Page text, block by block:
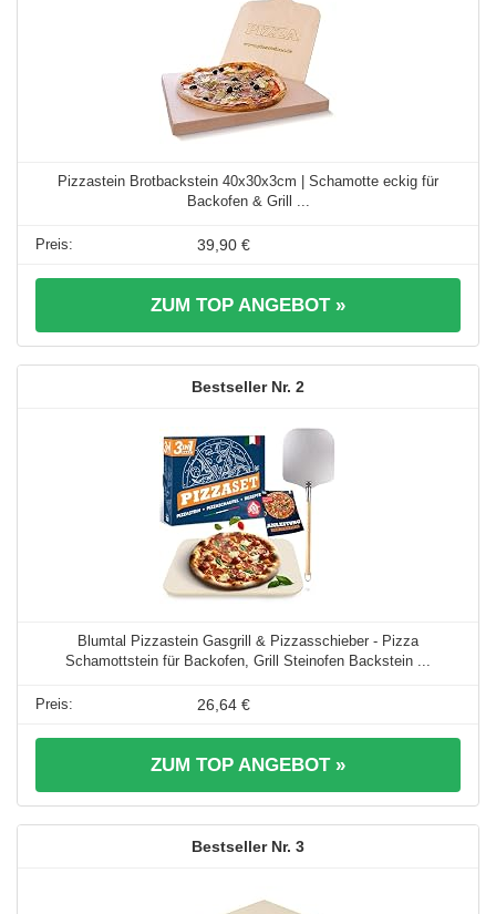
Pizzastein Brotbackstein 40x30x3cm | Schamotte eckig für
Backofen & Grill ...
39,90 €
ZUM TOP ANGEBOT »
2
Blumtal Pizzastein Gasgrill & Pizzasschieber - Pizza
Schamottstein für Backofen, Grill Steinofen Backstein ...
26,64 €
ZUM TOP ANGEBOT »
3